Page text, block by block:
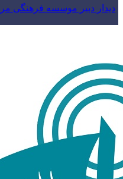
دیدار دبیر موسسه فرهنگی